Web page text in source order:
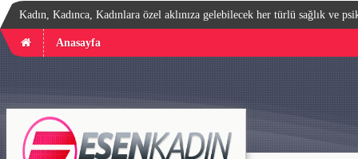
Kadın, Kadınca, Kadınlara özel aklınıza gelebilecek her türlü sağlık ve
Anasayfa